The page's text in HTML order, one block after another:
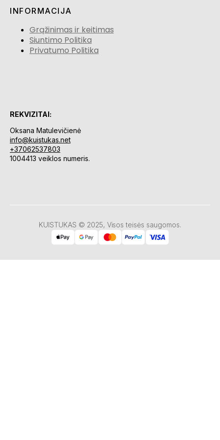
INFORMACIJA
Grąžinimas ir keitimas
Siuntimo Politika
Privatumo Politika
REKVIZITAI:
Oksana Matulevičienė
info@kuistukas.net
+37062537803
1004413 veiklos numeris.
KUISTUKAS © 2025, Visos teisės saugomos.